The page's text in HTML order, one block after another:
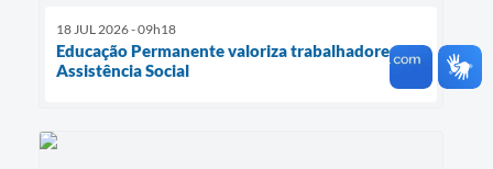
18 JUL 2026 - 09h18
Educação Permanente valoriza trabalhadores da
Assistência Social